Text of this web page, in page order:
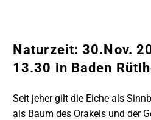
Naturzeit: 30.Nov.
13.30 in Baden
Seit jeher gilt die Eiche als
als Baum des Orakels und der